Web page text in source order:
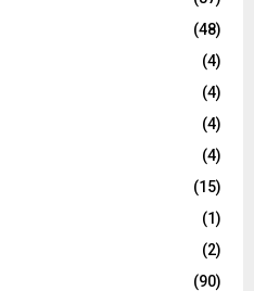
(48)
(4)
(4)
(4)
(4)
(15)
(1)
(2)
(90)